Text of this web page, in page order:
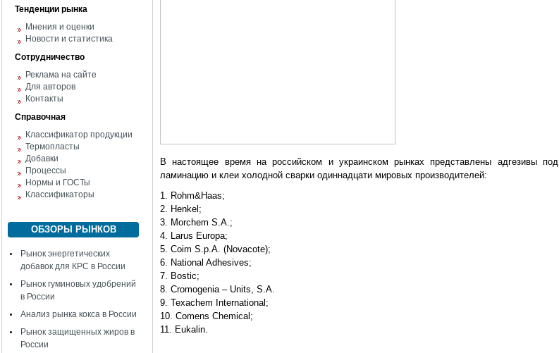
Тенденции рынка
Мнения и оценки
Новости и статистика
Сотрудничество
Реклама на сайте
Для авторов
Контакты
Справочная
Классификатор продукции
Термопласты
Добавки
Процессы
Нормы и ГОСТы
Классификаторы
ОБЗОРЫ РЫНКОВ
Рынок энергетических
добавок для КРС в России
Рынок гуминовых удобрений
в России
Анализ рынка кокса в России
Рынок защищенных жиров в
России
В настоящее время на российском и украинском рынках представлены адгезивы под
ламинацию и клеи холодной сварки одиннадцати мировых производителей:
1. Rohm&Haas;
2. Henkel;
3. Morchem S.A.;
4. Larus Europa;
5. Coim S.p.A. (Novacote);
6. National Adhesives;
7. Bostic;
8. Cromogenia – Units, S.A.
9. Texachem International;
10. Comens Chemical;
11. Eukalin.